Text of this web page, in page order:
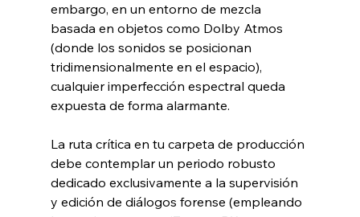
embargo, en un entorno de mezcla
basada en objetos como Dolby Atmos
(donde los sonidos se posicionan
tridimensionalmente en el espacio),
cualquier imperfección espectral queda
expuesta de forma alarmante.
La ruta crítica en tu carpeta de producción
debe contemplar un periodo robusto
dedicado exclusivamente a la supervisión
y edición de diálogos forense (empleando